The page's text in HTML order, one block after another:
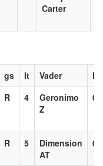
Carter
gs lt Vader
Kl.
R 4
Geronimo
Z
R 5
Dimension
AT